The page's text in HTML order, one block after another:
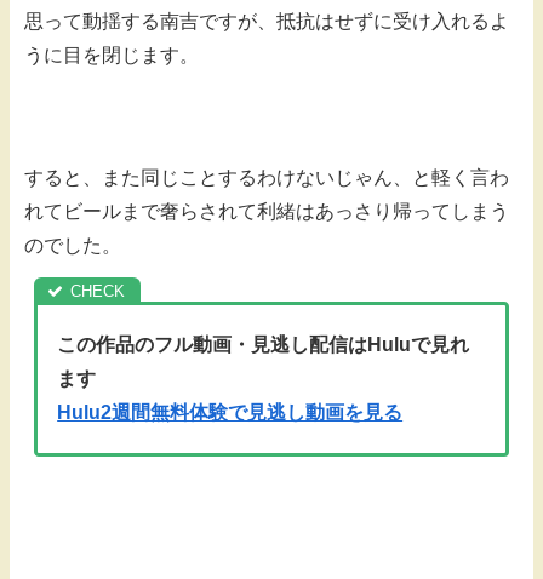
思って動揺する南吉ですが、抵抗はせずに受け入れるよ
うに目を閉じます。
すると、また同じことするわけないじゃん、と軽く言わ
れてビールまで奢らされて利緒はあっさり帰ってしまう
のでした。
この作品のフル動画・見逃し配信はHuluで見れ
ます
Hulu2週間無料体験で見逃し動画を見る